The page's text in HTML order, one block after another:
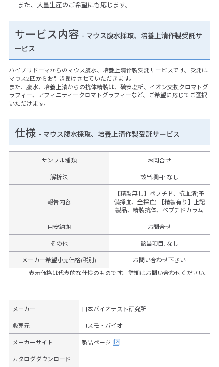
また、大量生産のご希望にも応じます。
サービス内容 - マウス腹水採取、培養上清作製受託サ
ービス
ハイブリドーマからのマウス腹水、培養上清作製受託サービスです。受託は
マウス2匹からお引き受けさせていただきます。
また、腹水、培養上清からの抗体精製は、硫安塩析、イオン交換クロマトグ
ラフィー、アフィニティークロマトグラフィーなど、ご希望に応じてご選択
いただけます。
仕様 - マウス腹水採取、培養上清作製受託サービス
サンプル種類 お問合せ
解析法 該当項目: なし
報告内容
【精製無し】ペプチド、抗血清(予
備採血、全採血) 【精製有り】上記
製品、精製抗体、ペプチドカラム
目安納期 お問合せ
その他 該当項目: なし
メーカー希望小売価格(税別)
お問い合わせ下さい
表示価格は代表的な仕様のものです。詳細はお問い合わせください。
メーカー 日本バイオテスト研究所
販売元 コスモ・バイオ
メーカーサイト 製品ページ
カタログダウンロード